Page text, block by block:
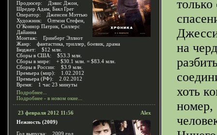
Продюсер: Дэвис Джон,
Шредер Адам, Бакл Грег
Оператор: Дженсен Мэттью
Художник: Олтмэн Стефен,
О’Коннор Патрик, Силлерс
Дайанна
Монтаж: Гринберг Эллиот
Жанр: фантастика, триллер, боевик, драма
Бюджет: $12 млн.
Сборы в США: $53.3 млн.
Сборы в мире: + $30.1 млн. = $83.4 млн.
Сборы в России: $3.9 млн.
Премьера (мир): 1.02.2012
Премьера (РФ): 2.02.2012
Время: 1 час 23 минуты
Подробнее...
Подробнее - в новом окне...
23 февраля 2012 11:56
Alex
Нежность (2009)
Год выпуска: 2009 год
на
хоть
номер,